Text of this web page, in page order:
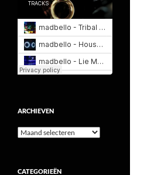
ARCHIEVEN
Archieven
CATEGORIEËN